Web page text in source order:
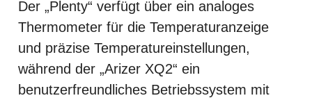
Der „Plenty“ verfügt über ein analoges
Thermometer für die Temperaturanzeige
und präzise Temperatureinstellungen,
während der „Arizer XQ2“ ein
benutzerfreundliches Betriebssystem mit